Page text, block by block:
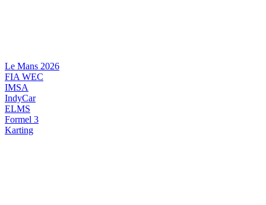
Le Mans 2026
FIA WEC
IMSA
IndyCar
ELMS
Formel 3
Karting